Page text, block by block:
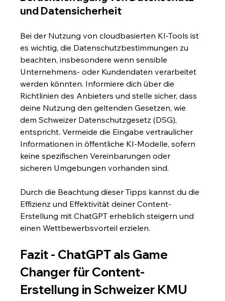
und Datensicherheit
Bei der Nutzung von cloudbasierten KI-Tools ist
es wichtig, die Datenschutzbestimmungen zu
beachten, insbesondere wenn sensible
Unternehmens- oder Kundendaten verarbeitet
werden könnten. Informiere dich über die
Richtlinien des Anbieters und stelle sicher, dass
deine Nutzung den geltenden Gesetzen, wie
dem Schweizer Datenschutzgesetz (DSG),
entspricht. Vermeide die Eingabe vertraulicher
Informationen in öffentliche KI-Modelle, sofern
keine spezifischen Vereinbarungen oder
sicheren Umgebungen vorhanden sind.
Durch die Beachtung dieser Tipps kannst du die
Effizienz und Effektivität deiner Content-
Erstellung mit ChatGPT erheblich steigern und
einen Wettbewerbsvorteil erzielen.
Fazit - ChatGPT als Game
Changer für Content-
Erstellung in Schweizer KMU